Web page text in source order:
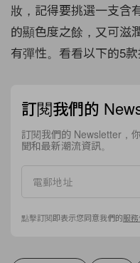
妝，記得要挑選一支含
的顯色度之餘，又可滋
有彈性。看看以下的5款
訂閱我們的
訂閱我們的 Newsletter，
聞和最新潮流資訊。
點擊訂閱即表示您同意我們的服